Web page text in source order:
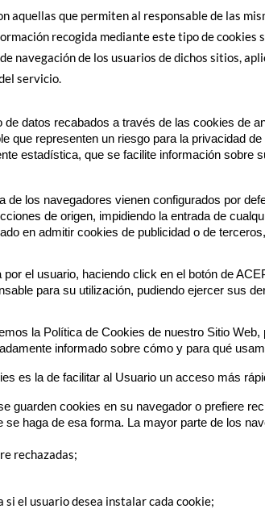
aquellas que permiten al responsable de las
recogida mediante este tipo de
navegación de los usuarios de dichos sitios,
servicio.
de datos recabados a través de las cookies de
que representen un riesgo para la privacidad
estadística, que se facilite información
de los navegadores vienen configurados por
de origen, impidiendo la entrada de
en admitir cookies de publicidad o de
por el usuario, haciendo click en el botón de
para su utilización, pudiendo ejercer sus
la Política de Cookies de nuestro Sitio
informado sobre cómo y para qué
es la de facilitar al Usuario un acceso más
guarden cookies en su navegador o prefiere
se haga de esa forma. La mayor parte de los
rechazadas;
si el usuario desea instalar cada cookie;